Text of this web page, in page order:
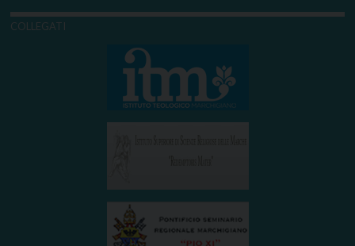
COLLEGATI